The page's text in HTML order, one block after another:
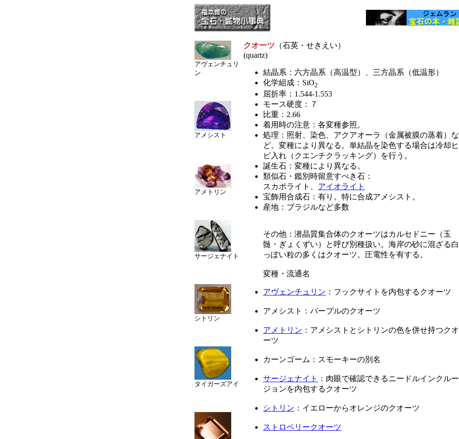
アヴェンチュリ
ン
アメシスト
アメトリン
サージェナイト
シトリン
タイガーズアイ
クオーツ （石英・せきえい）
(quartz)
結晶系：六方晶系（高温型）、三方晶系（低温形）
化学組成：SiO2
屈折率：1.544-1.553
モース硬度：７
比重：2.66
着用時の注意：各変種参照。
処理：照射、染色、アクアオーラ（金属被膜の蒸着）な
ど。変種により異なる。単結晶を染色する場合は冷却ヒ
ビ入れ（クエンチクラッキング）を行う。
誕生石：変種により異なる。
類似石・鑑別時留意すべき石：
スカポライト、 アイオライト
宝飾用合成石：有り。特に合成アメシスト。
産地：ブラジルなど多数
その他：潜晶質集合体のクオーツはカルセドニー（玉
髄・ぎょくずい）と呼び別種扱い。海岸の砂に混ざる白
っぽい粒の多くはクオーツ。圧電性を有する。
変種・流通名
アヴェンチュリン ：フックサイトを内包するクオーツ
アメシスト：パープルのクオーツ
アメトリン ：アメシストとシトリンの色を併せ持つクオ
ーツ
カーンゴーム：スモーキーの別名
サージェナイト
：肉眼で確認できるニードルインクルー
ジョンを内包するクオーツ
シトリン ：イエローからオレンジのクオーツ
ストロベリークオーツ